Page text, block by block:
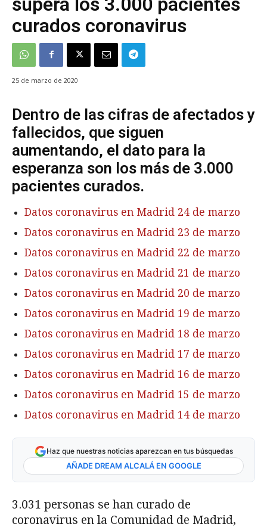
curados coronavirus
25 de marzo de 2020
Dentro de las cifras de afectados y
fallecidos, que siguen
aumentando, el dato para la
esperanza son los más de 3.000
pacientes curados.
Datos coronavirus en Madrid 24 de marzo
Datos coronavirus en Madrid 23 de marzo
Datos coronavirus en Madrid 22 de marzo
Datos coronavirus en Madrid 21 de marzo
Datos coronavirus en Madrid 20 de marzo
Datos coronavirus en Madrid 19 de marzo
Datos coronavirus en Madrid 18 de marzo
Datos coronavirus en Madrid 17 de marzo
Datos coronavirus en Madrid 16 de marzo
Datos coronavirus en Madrid 15 de marzo
Datos coronavirus en Madrid 14 de marzo
Haz que nuestras noticias aparezcan en tus búsquedas
AÑADE DREAM ALCALÁ EN GOOGLE
3.031 personas se han curado de
coronavirus en la Comunidad de Madrid,